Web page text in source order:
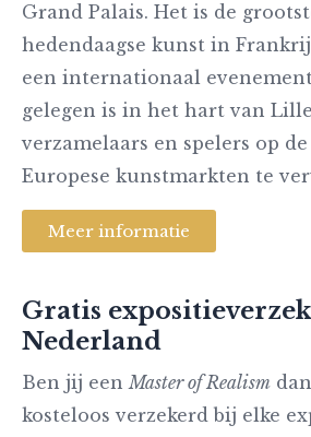
Grand Palais. Het is de
hedendaagse kunst in
een internationaal
gelegen is in het hart van
verzamelaars en spelers op de
Europese kunstmarkten te
Meer informatie
Gratis
Nederland
Ben jij een Master of Realism
kosteloos verzekerd bij elke